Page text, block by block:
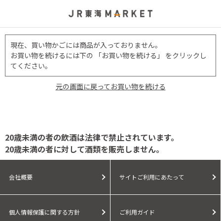
現在、買い物かごには商品が入っておりません。
お買い物を続けるには下の 「お買い物を続ける」 をクリックし
てください。
元の画面に戻ってお買い物を続ける
20歳未満の者の飲酒は法律で禁止されています。
20歳未満の者に対して酒類を販売しません。
会社概要 サイトご利用にあたって
個人情報保護に関する方針 ご利用ガイド